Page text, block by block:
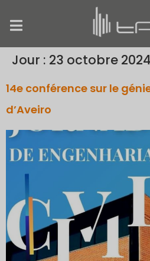
Jour : 23 octobre 2024
14e conférence sur le
d’Aveiro